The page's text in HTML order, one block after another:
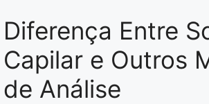
Diferença Entre
Capilar e Outros
de Análise